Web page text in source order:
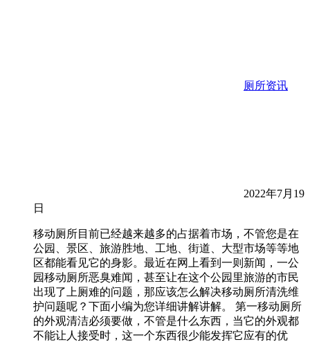
厕所资讯
2022年7月19
日
移动厕所目前已经越来越多的占据着市场，不管您是在
公园、景区、旅游胜地、工地、街道、大型市场等等地
区都能看见它的身影。最近在网上看到一则新闻，一公
园移动厕所恶臭难闻，甚至让在这个公园里旅游的市民
出现了上厕难的问题，那应该怎么解决移动厕所清洗维
护问题呢？下面小编为您详细讲解讲解。 第一移动厕所
的外观清洁必须要做，不管是什么东西，当它的外观都
不能让人接受时，这一个东西很少能发挥它应有的优